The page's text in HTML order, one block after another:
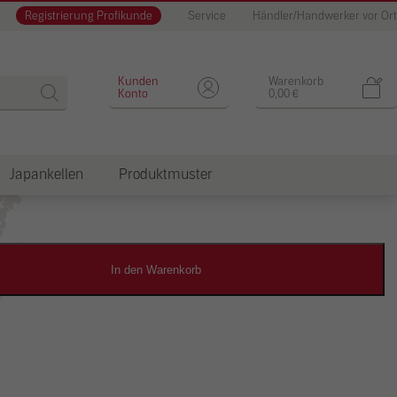
Registrierung Profikunde Service Händler/Handwerker vor Ort
Warenkorb
0,00 €
Kunden
Konto
Japankellen Produktmuster
Designputz
In den Warenkorb